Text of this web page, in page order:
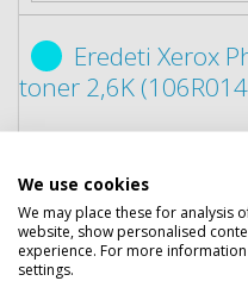
Eredeti Xerox
toner 2,6K
We use cookies
We may place these for analysis
website, show personalised
experience. For more
settings.